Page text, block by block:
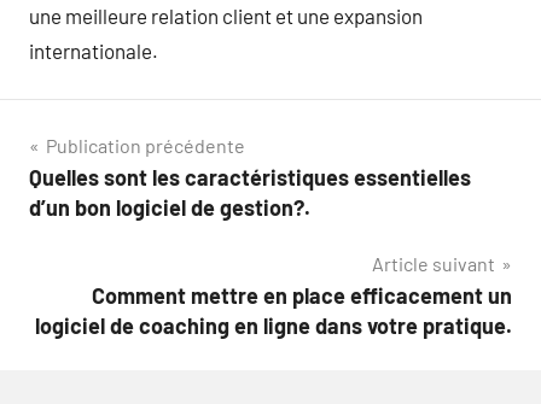
une meilleure relation client et une expansion
internationale.
Navigation
de
Publication précédente
Quelles sont les caractéristiques essentielles
d’un bon logiciel de gestion?.
Article suivant
Comment mettre en place efficacement un
logiciel de coaching en ligne dans votre pratique.